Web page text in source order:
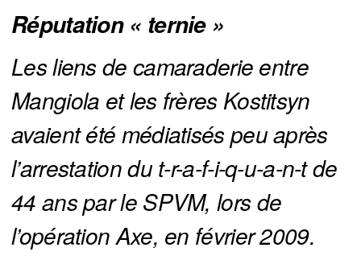
Réputation « ternie »
Les liens de camaraderie entre
Mangiola et les frères Kostitsyn
avaient été médiatisés peu après
l’arrestation du t-r-a-f-i-q-u-a-n-t de
44 ans par le SPVM, lors de
l’opération Axe, en février 2009.